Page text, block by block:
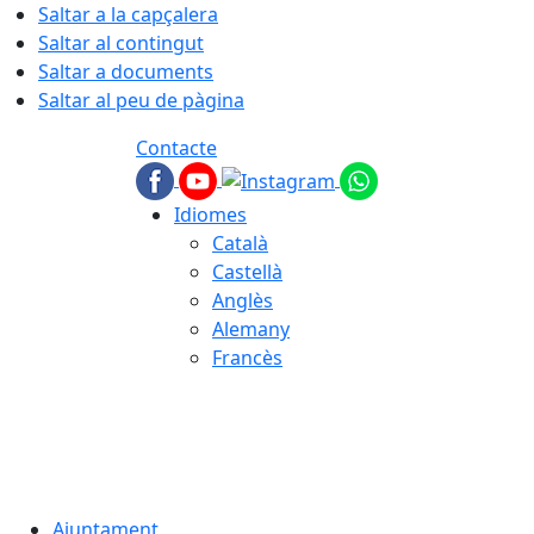
Saltar a la capçalera
Saltar al contingut
Saltar a documents
Saltar al peu de pàgina
Contacte
Idiomes
Català
Castellà
Anglès
Alemany
Francès